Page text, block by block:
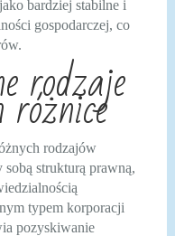
bardziej stabilne i
gospodarczej, co
rodzaje
rodzajów
strukturą prawną,
typem korporacji
pozyskiwanie